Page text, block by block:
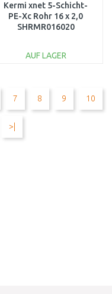
Kermi xnet 5-Schicht-
PE-Xc Rohr 16 x 2,0
SHRMR016020
AUF LAGER
7 8 9 10
>|